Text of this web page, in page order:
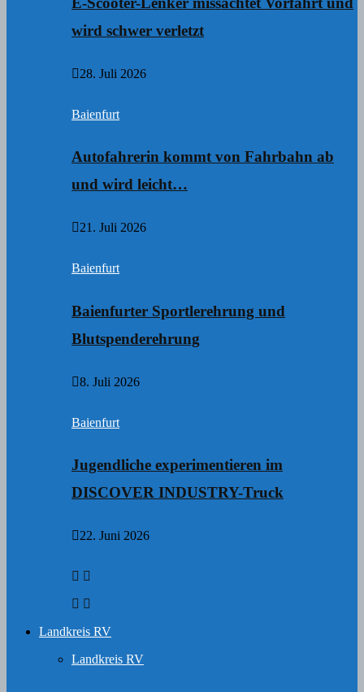
wird schwer verletzt
28. Juli 2026
Baienfurt
Autofahrerin kommt von Fahrbahn ab
und wird leicht…
21. Juli 2026
Baienfurt
Baienfurter Sportlerehrung und
Blutspenderehrung
8. Juli 2026
Baienfurt
Jugendliche experimentieren im
DISCOVER INDUSTRY-Truck
22. Juni 2026
Landkreis RV
Landkreis RV